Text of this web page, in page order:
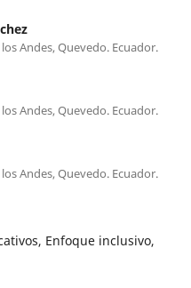
Andes, Quevedo. Ecuador.
Andes, Quevedo. Ecuador.
Andes, Quevedo. Ecuador.
Enfoque inclusivo,